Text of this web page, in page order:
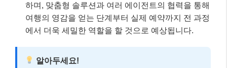
하며, 맞춤형 솔루션과 여러 에이전트의 협력을 통해
여행의 영감을 얻는 단계부터 실제 예약까지 전 과정
에서 더욱 세밀한 역할을 할 것으로 예상됩니다.
알아두세요!